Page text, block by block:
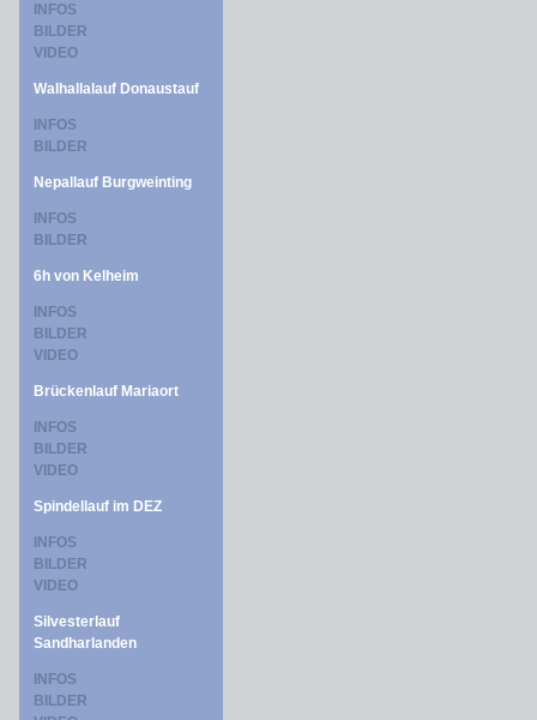
INFOS
BILDER
VIDEO
Walhallalauf Donaustauf
INFOS
BILDER
Nepallauf Burgweinting
INFOS
BILDER
6h von Kelheim
INFOS
BILDER
VIDEO
Brückenlauf Mariaort
INFOS
BILDER
VIDEO
Spindellauf im DEZ
INFOS
BILDER
VIDEO
Silvesterlauf
Sandharlanden
INFOS
BILDER